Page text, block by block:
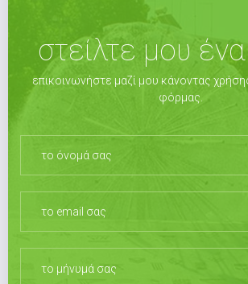
στείλτε μου ένα
επικοινωνήστε μαζί μου κάνοντας
φόρμας.